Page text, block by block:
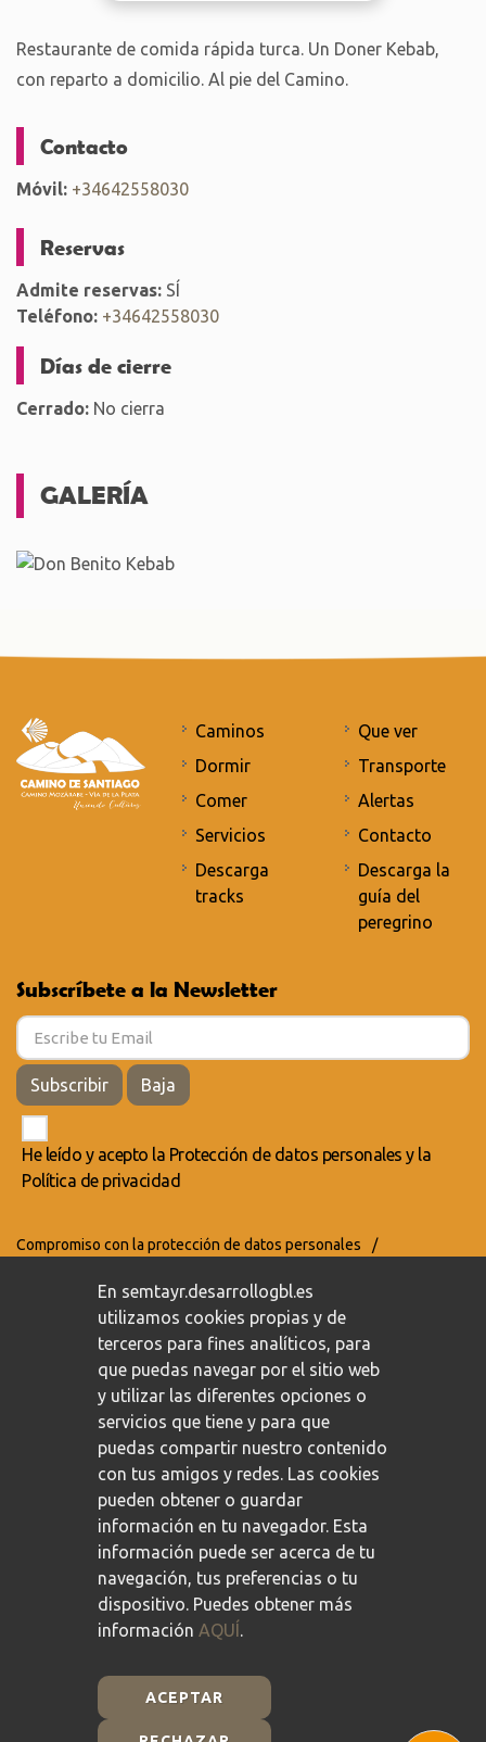
Restaurante de comida rápida turca. Un Doner Kebab,
con reparto a domicilio. Al pie del Camino.
Contacto
Móvil: +34642558030
Reservas
Admite reservas: SÍ
Teléfono: +34642558030
Días de cierre
Cerrado: No cierra
GALERÍA
Caminos
Dormir
Comer
Servicios
Descarga
tracks
Que ver
Transporte
Alertas
Contacto
Descarga la
guía del
peregrino
Subscríbete a la Newsletter
Subscribir Baja
He leído y acepto la Protección de datos personales y la
Política de privacidad
Compromiso con la protección de datos personales
/
En semtayr.desarrollogbl.es
utilizamos cookies propias y de
terceros para fines analíticos, para
que puedas navegar por el sitio web
y utilizar las diferentes opciones o
servicios que tiene y para que
puedas compartir nuestro contenido
con tus amigos y redes. Las cookies
pueden obtener o guardar
información en tu navegador. Esta
información puede ser acerca de tu
navegación, tus preferencias o tu
dispositivo. Puedes obtener más
información AQUÍ.
ACEPTAR